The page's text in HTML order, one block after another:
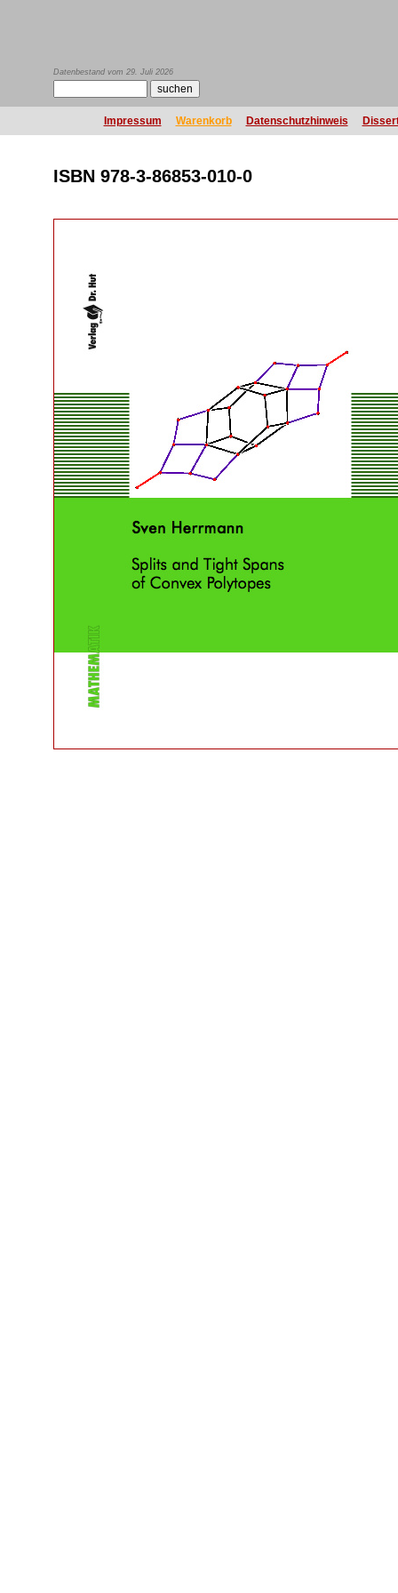
Datenbestand vom 29. Juli 2026
Impressum Warenkorb Datenschutzhinweis
ISBN 978-3-86853-010-0